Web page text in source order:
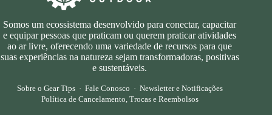
Somos um ecossistema desenvolvido para conectar, capacitar
e equipar pessoas que praticam ou querem praticar atividades
ao ar livre, oferecendo uma variedade de recursos para que
suas experiências na natureza sejam transformadoras, positivas
e sustentáveis.
Sobre o Gear Tips· Fale Conosco · Newsletter e Notificações
Política de Cancelamento, Trocas e Reembolsos